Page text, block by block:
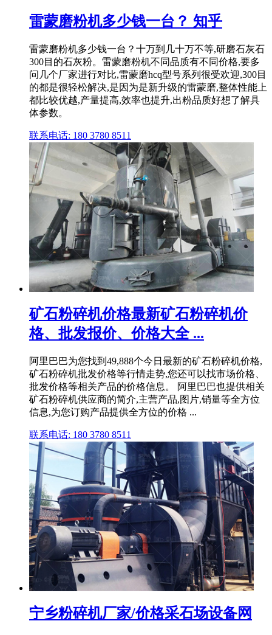
雷蒙磨粉机多少钱一台？ 知乎
雷蒙磨粉机多少钱一台？十万到几十万不等,研磨石灰石
300目的石灰粉。雷蒙磨粉机不同品质有不同价格,要多
问几个厂家进行对比,雷蒙磨hcq型号系列很受欢迎,300目
的都是很轻松解决,是因为是新升级的雷蒙磨,整体性能上
都比较优越,产量提高,效率也提升,出粉品质好想了解具
体参数。
联系电话: 180 3780 8511
矿石粉碎机价格最新矿石粉碎机价
格、批发报价、价格大全 ...
阿里巴巴为您找到49,888个今日最新的矿石粉碎机价格,
矿石粉碎机批发价格等行情走势,您还可以找市场价格、
批发价格等相关产品的价格信息。 阿里巴巴也提供相关
矿石粉碎机供应商的简介,主营产品,图片,销量等全方位
信息,为您订购产品提供全方位的价格 ...
联系电话: 180 3780 8511
宁乡粉碎机厂家/价格采石场设备网